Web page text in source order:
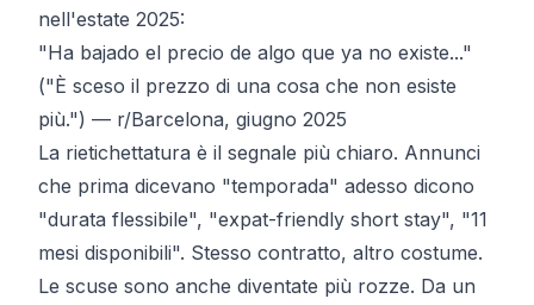
nell'estate 2025:
"Ha bajado el precio de algo que ya no existe..."
("È sceso il prezzo di una cosa che non esiste
più.") — r/Barcelona, giugno 2025
La rietichettatura è il segnale più chiaro. Annunci
che prima dicevano "temporada" adesso dicono
"durata flessibile", "expat-friendly short stay", "11
mesi disponibili". Stesso contratto, altro costume.
Le scuse sono anche diventate più rozze. Da un